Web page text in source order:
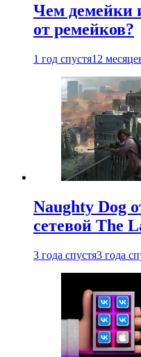
Чем демейки
от ремейков?
1 год спустя12
Naughty Dog
сетевой The
3 года спустя3 года